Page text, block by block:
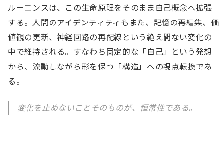
ルーエンスは、この生命原理をそのまま自己概念へ拡張
する。人間のアイデンティティもまた、記憶の再編集、価
値観の更新、神経回路の再配線という絶え間ない変化の
中で維持される。すなわち固定的な「自己」という発想
から、流動しながら形を保つ「構造」への視点転換であ
る。
変化を止めないことそのものが、恒常性である。